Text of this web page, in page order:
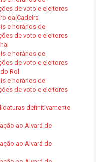
de voto e eleitores
da Cadeira
e horários de
de voto e eleitores
e horários de
de voto e eleitores
Rol
e horários de
de voto e eleitores
definitivamente
ao Alvará de
ao Alvará de